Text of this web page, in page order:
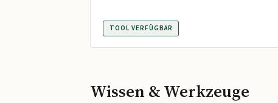
TOOL VERFÜGBAR
Wissen & Werkzeuge